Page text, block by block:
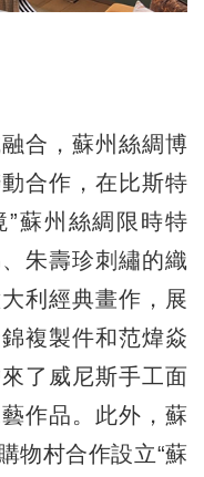
合，蘇州絲綢博
合作，在比斯特
蘇州絲綢限時特
朱壽珍刺繡的織
利經典畫作，展
複製件和范煒焱
了威尼斯手工面
作品。此外，蘇
物村合作設立“蘇